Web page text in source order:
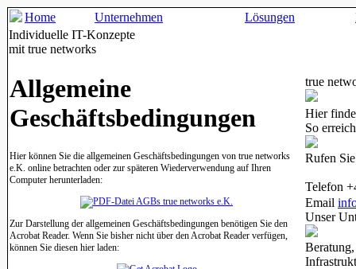
Home Unternehmen Lösungen
Individuelle IT-Konzepte
mit true networks
Allgemeine
Geschäftsbedingungen
Hier können Sie die allgemeinen Geschäftsbedingungen von true networks
e.K. online betrachten oder zur späteren Wiederverwendung auf Ihren
Computer herunterladen:
AGBs true networks e.K.
Zur Darstellung der allgemeinen Geschäftsbedingungen benötigen Sie den
Acrobat Reader. Wenn Sie bisher nicht über den Acrobat Reader verfügen,
können Sie diesen hier laden:
true
Hier
So
Rufen
Telefon
Email
Unser